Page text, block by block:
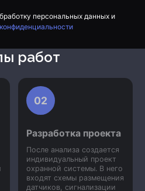
персональных данных и
работ
02
Разработка проекта
После анализа создается
индивидуальный проект
охранной системы. В него
входят схемы размещения
датчиков, сигнализации